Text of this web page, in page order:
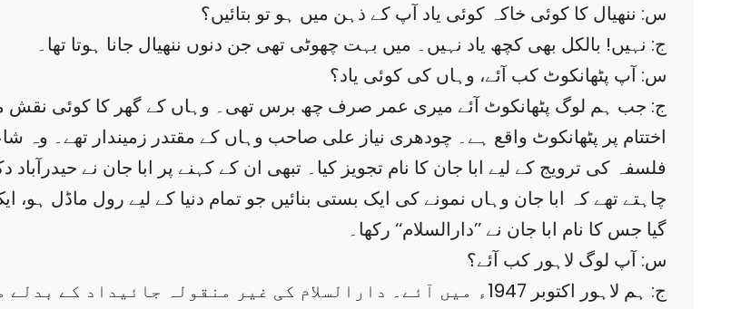
س: ننھیال کا کوئی خاکہ کوئی یاد آپ کے ذہن میں ہو تو بتائیں؟
ج: نہیں! بالکل بھی کچھ یاد نہیں۔ میں بہت چھوٹی تھی جن دنوں ننھیال جانا ہوتا تھا۔
س: آپ پٹھانکوٹ کب آئے، وہاں کی کوئی یاد؟
ج: جب ہم لوگ پٹھانکوٹ آئے میری عمر صرف چھ برس تھی۔ وہاں کے گھر کا کوئی
اختتام پر پٹھانکوٹ واقع ہے۔ چودھری نیاز علی صاحب وہاں کے مقتدر زمیندار تھے۔ وہ
فلسفہ کی ترویج کے لیے ابا جان کا نام تجویز کیا۔ تبھی ان کے کہنے پر ابا جان نے
چاہتے تھے کہ ابا جان وہاں نمونے کی ایک بستی بنائیں جو تمام دنیا کے لیے رول ماڈل
گیا جس کا نام ابا جان نے ’’دارالسلام‘‘ رکھا۔
س: آپ لوگ لاہور کب آئے؟
ج: ہم لاہور اکتوبر 1947ء میں آئے۔ دارالسلام کی غیر منقولہ